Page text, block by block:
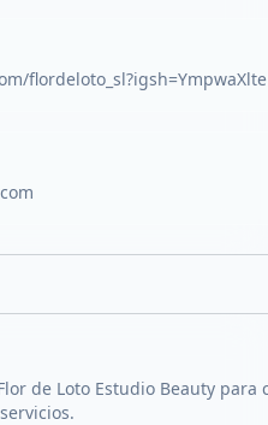
de Loto Estudio Beauty para